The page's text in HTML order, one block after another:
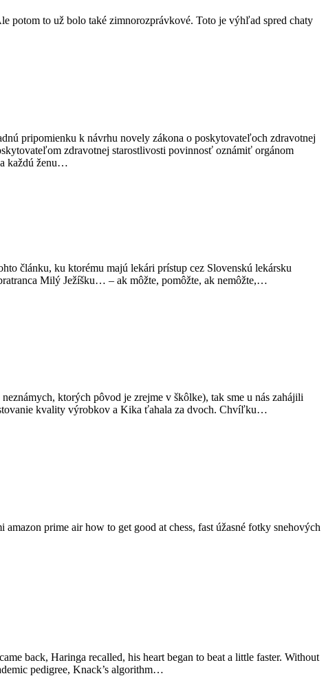
potom to už bolo také zimnorozprávkové. Toto je výhľad spred chaty
pripomienku k návrhu novely zákona o poskytovateľoch zdravotnej
zdravotnej starostlivosti povinnosť oznámiť orgánom
každú ženu…
článku, ku ktorému majú lekári prístup cez Slovenskú lekársku
Milý Ježíšku… – ak môžte, pomôžte, ak nemôžte,…
ktorých pôvod je zrejme v škôlke), tak sme u nás zahájili
kvality výrobkov a Kika ťahala za dvoch. Chvíľku…
prime air how to get good at chess, fast úžasné fotky snehových
back, Haringa recalled, his heart began to beat a little faster. Without
pedigree, Knack’s algorithm…